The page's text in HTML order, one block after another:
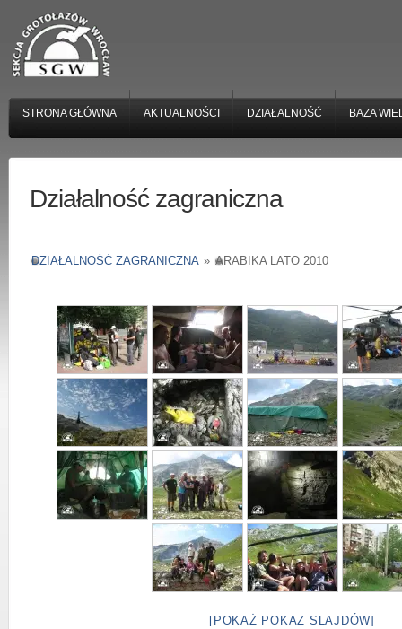
STRONA GŁÓWNA AKTUALNOŚCI DZIAŁALNOŚĆ BAZA
Działalność zagraniczna
DZIAŁALNOŚĆ ZAGRANICZNA » ARABIKA LATO 2010
[POKAŻ POKAZ SLAJDÓW]